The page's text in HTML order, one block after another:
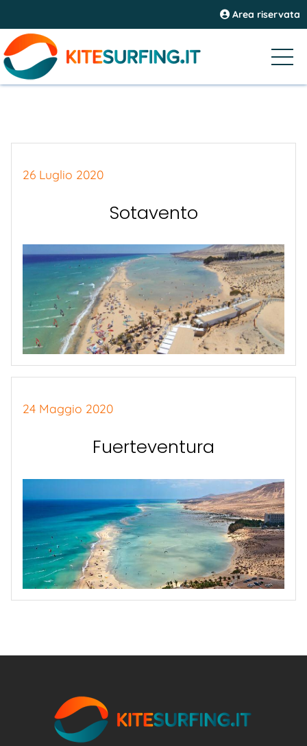
Area riservata
26 Luglio 2020
Sotavento
24 Maggio 2020
Fuerteventura